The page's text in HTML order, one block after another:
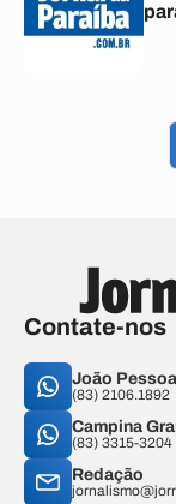
Contate-nos
João Pessoa
(83) 2106.1892
Campina
(83) 3315-3204
Redação